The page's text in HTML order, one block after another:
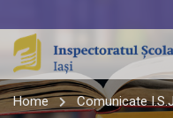
Home Comunicate